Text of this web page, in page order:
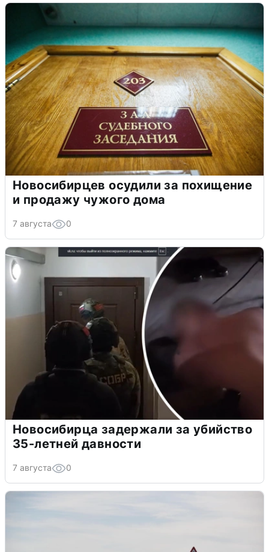
Новосибирцев осудили за похищение
и продажу чужого дома
7 августа 0
Новосибирца задержали за убийство
35-летней давности
7 августа 0